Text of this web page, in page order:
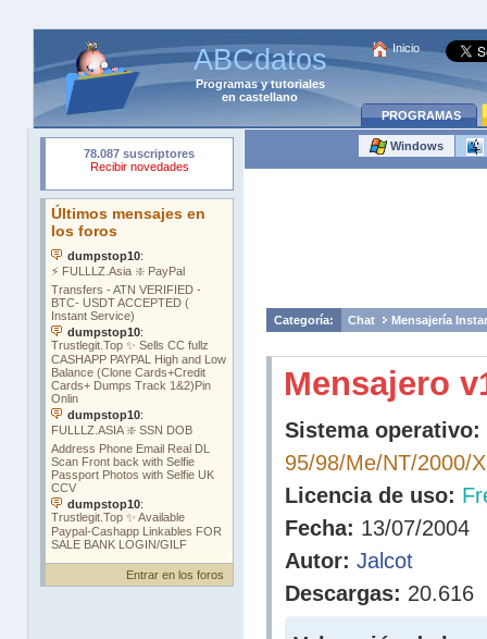
ABCdatos
Programasytutoriales
en castellano
Inicio
PROGRAMAS
Entrar en los foros
Windows
Categoría: Chat Mensajería
Mensajero
Sistema operativo:
95/98/Me/NT/2000/
Licencia de uso:
Fecha: 13/07/2004
Autor: Jalcot
Descargas: 20.616